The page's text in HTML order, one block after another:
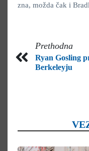
zna, možda čak i
Prethodna
Ryan Gosling
Berkeleyju